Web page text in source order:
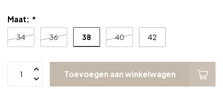
Maat: *
34 36 38 40 42
Toevoegen aan winkelwagen